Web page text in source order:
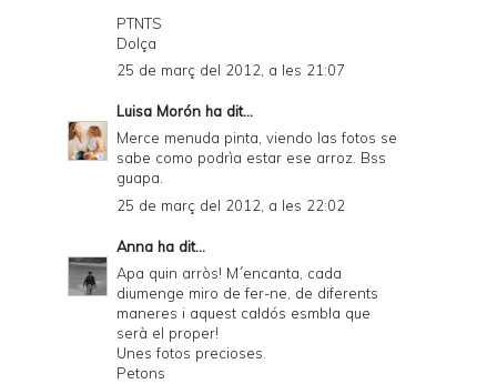
PTNTS
Dolça
25 de març del 2012, a les 21:07
Luisa Morón ha dit...
Merce menuda pinta, viendo las fotos se
sabe como podrìa estar ese arroz. Bss
guapa.
25 de març del 2012, a les 22:02
Anna ha dit...
Apa quin arròs! M´encanta, cada
diumenge miro de fer-ne, de diferents
maneres i aquest caldós esmbla que
serà el proper!
Unes fotos precioses.
Petons